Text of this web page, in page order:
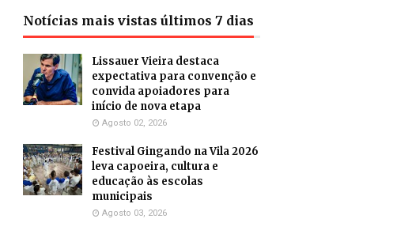
Notícias mais vistas últimos 7 dias
Lissauer Vieira destaca
expectativa para convenção e
convida apoiadores para
início de nova etapa
Agosto 02, 2026
Festival Gingando na Vila 2026
leva capoeira, cultura e
educação às escolas
municipais
Agosto 03, 2026